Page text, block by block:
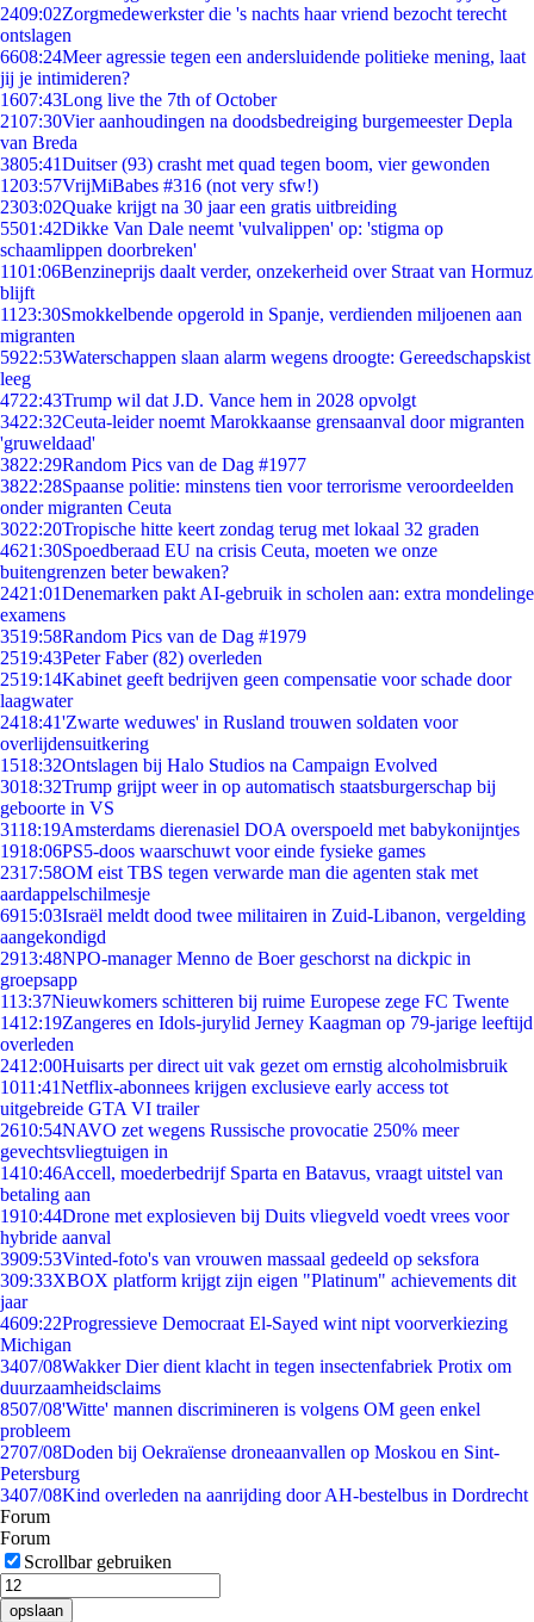
2409:02Zorgmedewerkster die 's nachts haar vriend bezocht terecht
ontslagen
6608:24Meer agressie tegen een andersluidende politieke mening, laat
jij je intimideren?
1607:43Long live the 7th of October
2107:30Vier aanhoudingen na doodsbedreiging burgemeester Depla
van Breda
3805:41Duitser (93) crasht met quad tegen boom, vier gewonden
1203:57VrijMiBabes #316 (not very sfw!)
2303:02Quake krijgt na 30 jaar een gratis uitbreiding
5501:42Dikke Van Dale neemt 'vulvalippen' op: 'stigma op
schaamlippen doorbreken'
1101:06Benzineprijs daalt verder, onzekerheid over Straat van Hormuz
blijft
11 23:30Smokkelbende opgerold in Spanje, verdienden miljoenen aan
migranten
5922:53Waterschappen slaan alarm wegens droogte: Gereedschapskist
leeg
4722:43Trump wil dat J.D. Vance hem in 2028 opvolgt
3422:32Ceuta-leider noemt Marokkaanse grensaanval door migranten
'gruweldaad'
3822:29Random Pics van de Dag #1977
3822:28Spaanse politie: minstens tien voor terrorisme veroordeelden
onder migranten Ceuta
3022:20Tropische hitte keert zondag terug met lokaal 32 graden
4621:30Spoedberaad EU na crisis Ceuta, moeten we onze
buitengrenzen beter bewaken?
2421:01Denemarken pakt AI-gebruik in scholen aan: extra mondelinge
examens
3519:58Random Pics van de Dag #1979
2519:43Peter Faber (82) overleden
2519:14Kabinet geeft bedrijven geen compensatie voor schade door
laagwater
2418:41'Zwarte weduwes' in Rusland trouwen soldaten voor
overlijdensuitkering
1518:32Ontslagen bij Halo Studios na Campaign Evolved
3018:32Trump grijpt weer in op automatisch staatsburgerschap bij
geboorte in VS
3118:19Amsterdams dierenasiel DOA overspoeld met babykonijntjes
1918:06PS5-doos waarschuwt voor einde fysieke games
2317:58OM eist TBS tegen verwarde man die agenten stak met
aardappelschilmesje
6915:03Israël meldt dood twee militairen in Zuid-Libanon, vergelding
aangekondigd
2913:48NPO-manager Menno de Boer geschorst na dickpic in
groepsapp
113:37Nieuwkomers schitteren bij ruime Europese zege FC Twente
1412:19Zangeres en Idols-jurylid Jerney Kaagman op 79-jarige leeftijd
overleden
2412:00Huisarts per direct uit vak gezet om ernstig alcoholmisbruik
1011:41Netflix-abonnees krijgen exclusieve early access tot
uitgebreide GTA VI trailer
2610:54NAVO zet wegens Russische provocatie 250% meer
gevechtsvliegtuigen in
1410:46Accell, moederbedrijf Sparta en Batavus, vraagt uitstel van
betaling aan
1910:44Drone met explosieven bij Duits vliegveld voedt vrees voor
hybride aanval
3909:53Vinted-foto's van vrouwen massaal gedeeld op seksfora
309:33XBOX platform krijgt zijn eigen "Platinum" achievements dit
jaar
4609:22Progressieve Democraat El-Sayed wint nipt voorverkiezing
Michigan
3407/08Wakker Dier dient klacht in tegen insectenfabriek Protix om
duurzaamheidsclaims
8507/08'Witte' mannen discrimineren is volgens OM geen enkel
probleem
2707/08Doden bij Oekraïense droneaanvallen op Moskou en Sint-
Petersburg
3407/08Kind overleden na aanrijding door AH-bestelbus in Dordrecht
Forum
Forum
Scrollbar gebruiken
opslaan